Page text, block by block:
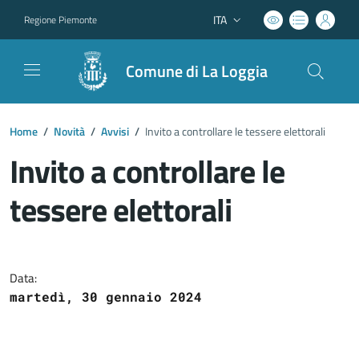
Regione Piemonte Lingua attiva:
ITA
Comune di La Loggia
Home / Novità / Avvisi / Invito a controllare le tessere elettorali
Invito a controllare le
tessere elettorali
Data:
martedì, 30 gennaio 2024